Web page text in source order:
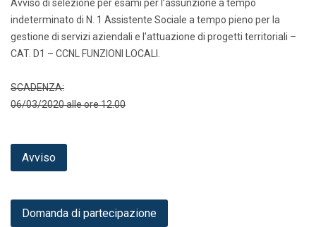
Avviso di selezione per esami per l’assunzione a tempo
indeterminato di N. 1 Assistente Sociale a tempo pieno per la
gestione di servizi aziendali e l’attuazione di progetti territoriali –
CAT. D1 – CCNL FUNZIONI LOCALI.
SCADENZA:
06/03/2020 alle ore 12.00
Avviso
Domanda di partecipazione